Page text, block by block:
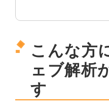
こんな方
ェブ解析
す